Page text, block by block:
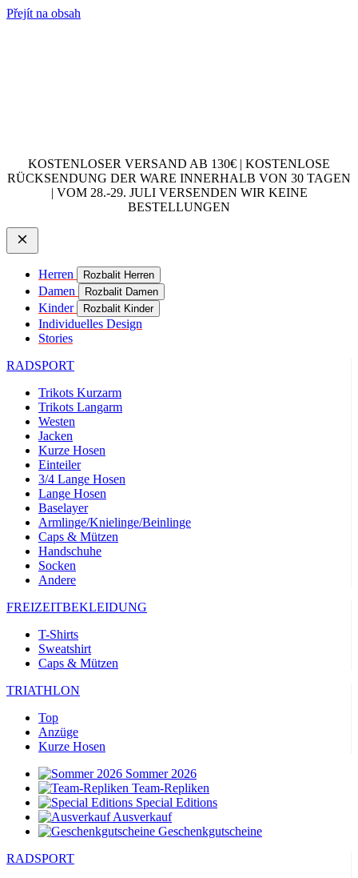
Přejít na obsah
KOSTENLOSER VERSAND AB 130€ | KOSTENLOSE
RÜCKSENDUNG DER WARE INNERHALB VON 30 TAGEN
| VOM 28.-29. JULI VERSENDEN WIR KEINE
BESTELLUNGEN
Herren Rozbalit Herren
Damen Rozbalit Damen
Kinder Rozbalit Kinder
Individuelles Design
Stories
RADSPORT
Trikots Kurzarm
Trikots Langarm
Westen
Jacken
Kurze Hosen
Einteiler
3/4 Lange Hosen
Lange Hosen
Baselayer
Armlinge/Knielinge/Beinlinge
Caps & Mützen
Handschuhe
Socken
Andere
FREIZEITBEKLEIDUNG
T-Shirts
Sweatshirt
Caps & Mützen
TRIATHLON
Top
Anzüge
Kurze Hosen
Sommer 2026
Team-Repliken
Special Editions
Ausverkauf
Geschenkgutscheine
RADSPORT